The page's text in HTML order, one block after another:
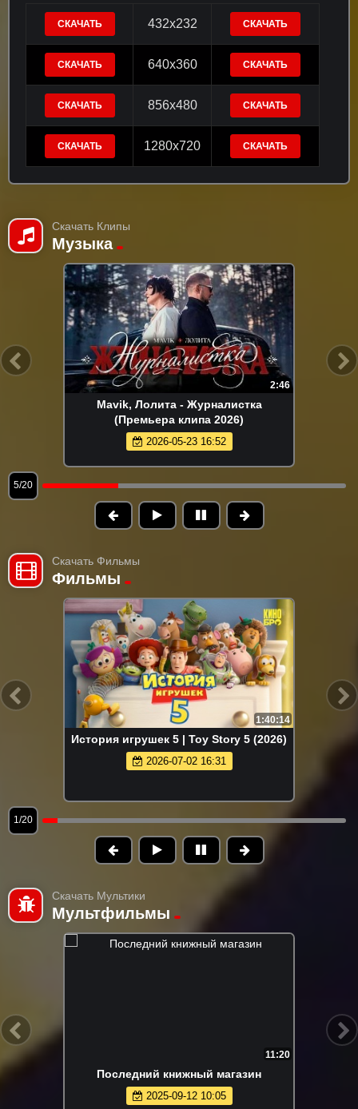
СКАЧАТЬ 432x232 СКАЧАТЬ
СКАЧАТЬ 640x360 СКАЧАТЬ
СКАЧАТЬ 856x480 СКАЧАТЬ
СКАЧАТЬ 1280x720 СКАЧАТЬ
Скачать Клипы
Музыка
2:46
Mavik, Лолита - Журналистка
(Премьера клипа 2026)
2026-05-23 16:52
5/20
Скачать Фильмы
Фильмы
1:40:14
История игрушек 5 | Toy Story 5 (2026)
2026-07-02 16:31
1/20
Скачать Мультики
Мультфильмы
11:20
Последний книжный магазин
2025-09-12 10:05